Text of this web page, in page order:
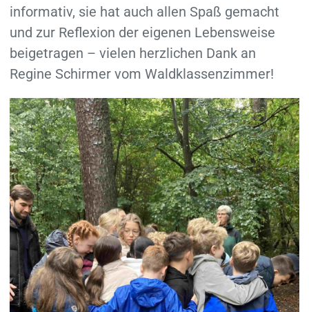
informativ, sie hat auch allen Spaß gemacht
und zur Reflexion der eigenen Lebensweise
beigetragen – vielen herzlichen Dank an
Regine Schirmer vom Waldklassenzimmer!